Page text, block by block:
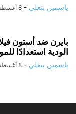
ياسمين بنعلي - 8 أغسطس، 2026
بايرن ضد أستون
الودية استعدادًا
ياسمين بنعلي - 8 أغسطس، 2026